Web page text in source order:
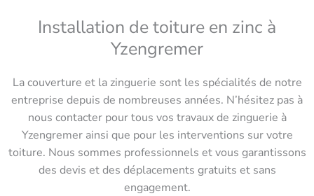
Installation de toiture en zinc à
Yzengremer
La couverture et la zinguerie sont les spécialités de notre
entreprise depuis de nombreuses années. N’hésitez pas à
nous contacter pour tous vos travaux de zinguerie à
Yzengremer ainsi que pour les interventions sur votre
toiture. Nous sommes professionnels et vous garantissons
des devis et des déplacements gratuits et sans
engagement.